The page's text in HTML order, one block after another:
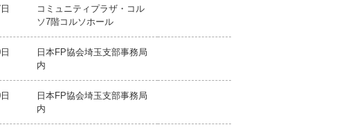
コミュニティプラザ・コル
ソ7階コルソホール
日本FP協会埼玉支部事務局
内
日本FP協会埼玉支部事務局
内